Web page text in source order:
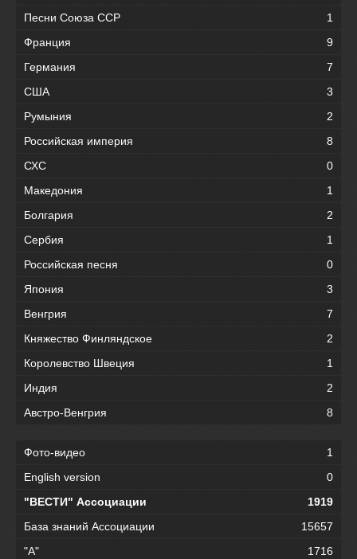
Песни Союза ССР
1
Франция
9
Германия
7
США
3
Румыния
2
Российская империя
8
СХС
0
Македония
1
Болгария
2
Сербия
1
Российская песня
0
Япония
3
Венгрия
7
Княжество Финляндское
2
Королевство Швеция
1
Индия
2
Австро-Венгрия
8
Фото-видео
1
English version
0
"ВЕСТИ" Ассоциации
1919
База знаний Ассоциации
15657
"А"
1716